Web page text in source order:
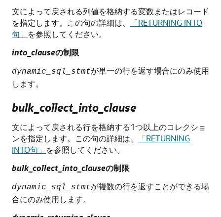
文によって戻される列値を格納する変数またはレコード
を指定します。この句の詳細は、
「RETURNING INTO
句」 を参照してください。
into_clauseの制限
dynamic_sql_stmtが単一の行を返す場合にのみ使用
します。
bulk_collect_into_clause
文によって戻される行を格納する1つ以上のコレクショ
ンを指定します。この句の詳細は、
「RETURNING
INTO句」 を参照してください。
bulk_collect_into_clauseの制限
dynamic_sql_stmtが複数の行を返すことができる場
合にのみ使用します。